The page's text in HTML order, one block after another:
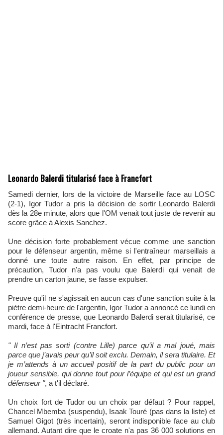
Leonardo Balerdi titularisé face à Francfort
Samedi dernier, lors de la victoire de Marseille face au LOSC
(2-1), Igor Tudor a pris la décision de sortir Leonardo Balerdi
dès la 28e minute, alors que l'OM venait tout juste de revenir au
score grâce à Alexis Sanchez.
Une décision forte probablement vécue comme une sanction
pour le défenseur argentin, même si l'entraîneur marseillais a
donné une toute autre raison. En effet, par principe de
précaution, Tudor n'a pas voulu que Balerdi qui venait de
prendre un carton jaune, se fasse expulser.
Preuve qu'il ne s'agissait en aucun cas d'une sanction suite à la
piètre demi-heure de l'argentin, Igor Tudor a annoncé ce lundi en
conférence de presse, que Leonardo Balerdi serait titularisé, ce
mardi, face à l'Eintracht Francfort.
" Il n’est pas sorti (contre Lille) parce qu’il a mal joué, mais
parce que j’avais peur qu’il soit exclu. Demain, il sera titulaire. Et
je m’attends à un accueil positif de la part du public pour un
joueur sensible, qui donne tout pour l’équipe et qui est un grand
défenseur ", a t'il déclaré.
Un choix fort de Tudor ou un choix par défaut ? Pour rappel,
Chancel Mbemba (suspendu), Isaak Touré (pas dans la liste) et
Samuel Gigot (très incertain), seront indisponible face au club
allemand. Autant dire que le croate n'a pas 36 000 solutions en